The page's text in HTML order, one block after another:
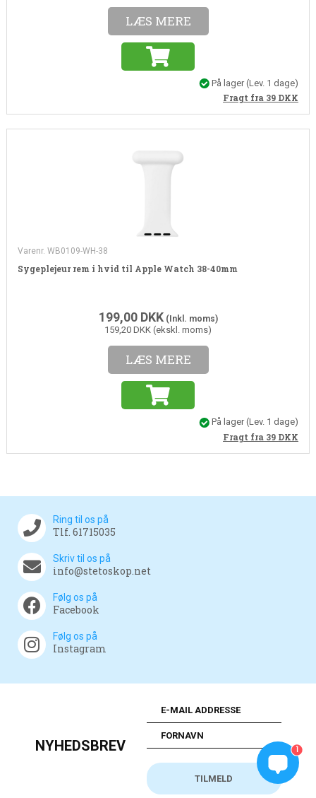
LÆS MERE
På lager(Lev. 1 dage)
Fragt fra 39 DKK
Varenr. WB0109-WH-38
Sygeplejeur rem i hvid til Apple Watch 38-40mm
199,00 DKK(Inkl. moms)
159,20 DKK (ekskl. moms)
LÆS MERE
På lager(Lev. 1 dage)
Fragt fra 39 DKK
Ring til os på
Tlf. 61715035
Skriv til os på
info@stetoskop.net
Følg os på
Facebook
Følg os på
Instagram
NYHEDSBREV 1